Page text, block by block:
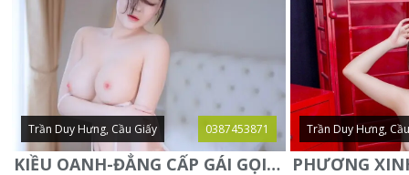
Trần Duy Hưng, Cầu Giấy 0387453871
KIỀU OANH-ĐẲNG CẤP GÁI GỌI XINH SANG-NGOAN NGOÃN
Trần Duy Hưng,